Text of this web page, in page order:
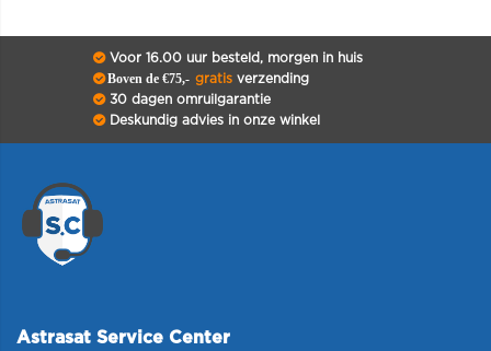
Voor 16.00 uur besteld, morgen in huis
Boven de €75,- gratisverzending
30 dagen omruilgarantie
Deskundig advies in onze winkel
Astrasat Service Center